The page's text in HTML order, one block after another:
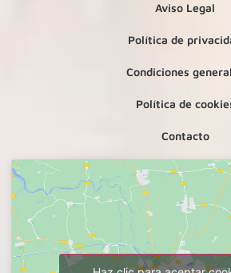
Aviso Legal
Política de
Condiciones
Política de
Contacto